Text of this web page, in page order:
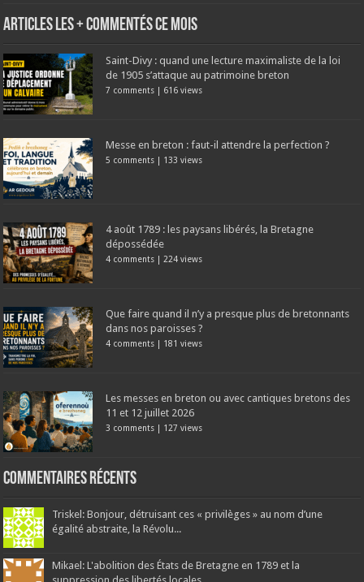
Articles les + commentés ce mois
Saint-Divy : quand une lecture maximaliste de la loi
de 1905 s’attaque au patrimoine breton
7 comments | 616 views
Messe en breton : faut-il attendre la perfection ?
5 comments | 133 views
4 août 1789 : les paysans libérés, la Bretagne
dépossédée
4 comments | 224 views
Que faire quand il n’y a presque plus de bretonnants
dans nos paroisses ?
4 comments | 181 views
Les messes en breton ou avec cantiques bretons des
11 et 12 juillet 2026
3 comments | 127 views
Commentaires récents
Triskel: Bonjour, détruisant ces « privilèges » au nom d’une
égalité abstraite, la Révolu...
Mikael: L'abolition des États de Bretagne en 1789 et la